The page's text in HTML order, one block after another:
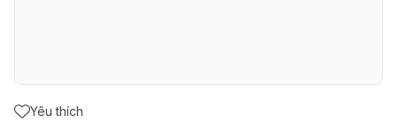
Yêu thích